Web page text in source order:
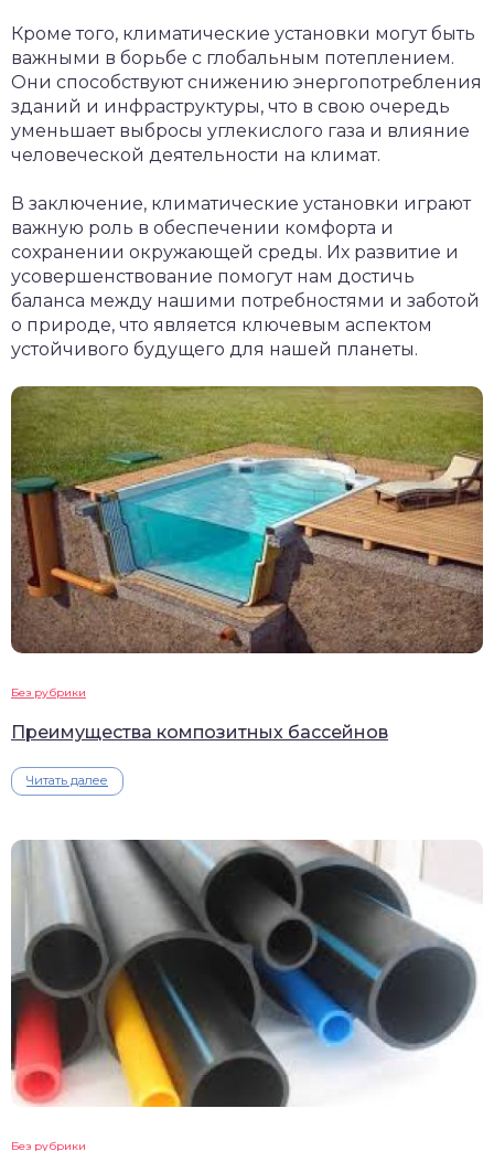
Кроме того, климатические установки могут быть
важными в борьбе с глобальным потеплением.
Они способствуют снижению энергопотребления
зданий и инфраструктуры, что в свою очередь
уменьшает выбросы углекислого газа и влияние
человеческой деятельности на климат.
В заключение, климатические установки играют
важную роль в обеспечении комфорта и
сохранении окружающей среды. Их развитие и
усовершенствование помогут нам достичь
баланса между нашими потребностями и заботой
о природе, что является ключевым аспектом
устойчивого будущего для нашей планеты.
Без рубрики
Преимущества композитных бассейнов
Читать далее
Без рубрики